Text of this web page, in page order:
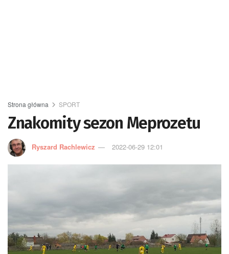
Strona główna SPORT
Znakomity sezon Meprozetu
Ryszard Rachlewicz 2022-06-29 12:01